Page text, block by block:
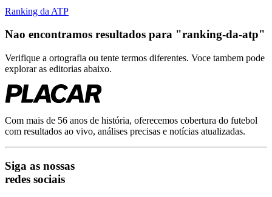
Ranking da ATP
Nao encontramos resultados para "ranking-da-atp"
Verifique a ortografia ou tente termos diferentes. Voce tambem pode
explorar as editorias abaixo.
Com mais de 56 anos de história, oferecemos cobertura do futebol
com resultados ao vivo, análises precisas e notícias atualizadas.
Siga as nossas
redes sociais